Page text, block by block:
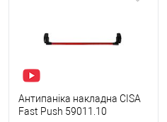
Антипаніка накладна CISA
Fast Push 59011.10